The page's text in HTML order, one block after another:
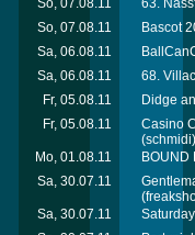
So, 07.08.11
63.
So, 07.08.11
Bascot
Sa, 06.08.11
Sa, 06.08.11
68.
Fr, 05.08.11
Didge
Fr, 05.08.11
Casino
(schmidi)
Mo, 01.08.11
BOUND
Sa, 30.07.11
Sa, 30.07.11